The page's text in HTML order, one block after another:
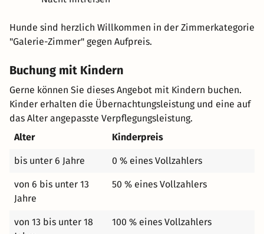
Hunde sind herzlich Willkommen in der Zimmerkategorie
"Galerie-Zimmer" gegen Aufpreis.
Buchung mit Kindern
Gerne können Sie dieses Angebot mit Kindern buchen.
Kinder erhalten die Übernachtungsleistung und eine auf
das Alter angepasste Verpflegungsleistung.
Alter
Kinderpreis
bis unter 6 Jahre 0 % eines Vollzahlers
von 6 bis unter 13
Jahre
50 % eines Vollzahlers
von 13 bis unter 18
100 % eines Vollzahlers